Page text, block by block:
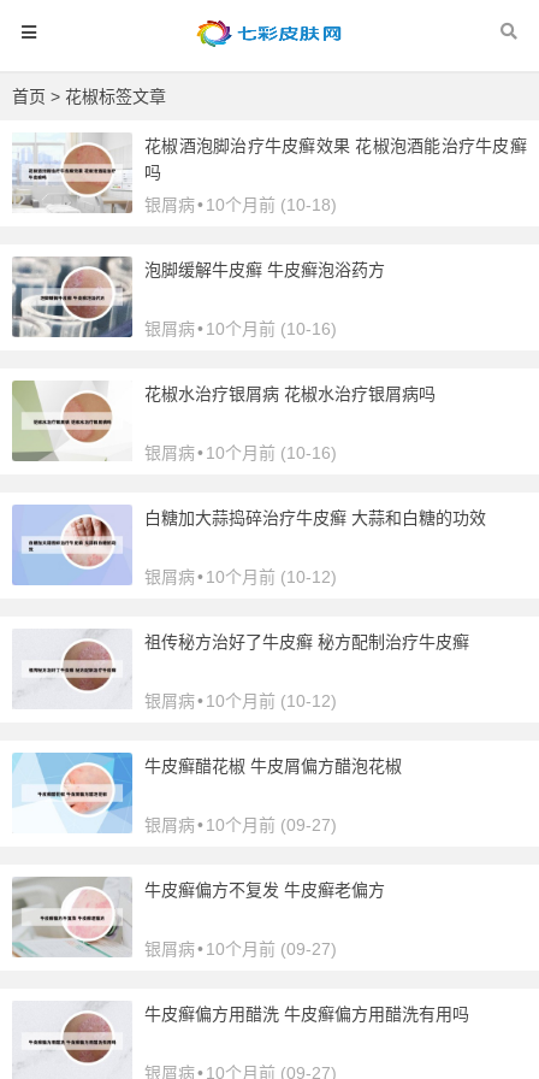
首页 > 花椒标签文章
花椒酒泡脚治疗牛皮癣效果 花椒泡酒能治疗牛皮癣
吗
银屑病•10个月前 (10-18)
泡脚缓解牛皮癣 牛皮癣泡浴药方
银屑病•10个月前 (10-16)
花椒水治疗银屑病 花椒水治疗银屑病吗
银屑病•10个月前 (10-16)
白糖加大蒜捣碎治疗牛皮癣 大蒜和白糖的功效
银屑病•10个月前 (10-12)
祖传秘方治好了牛皮癣 秘方配制治疗牛皮癣
银屑病•10个月前 (10-12)
牛皮癣醋花椒 牛皮屑偏方醋泡花椒
银屑病•10个月前 (09-27)
牛皮癣偏方不复发 牛皮癣老偏方
银屑病•10个月前 (09-27)
牛皮癣偏方用醋洗 牛皮癣偏方用醋洗有用吗
银屑病•10个月前 (09-27)